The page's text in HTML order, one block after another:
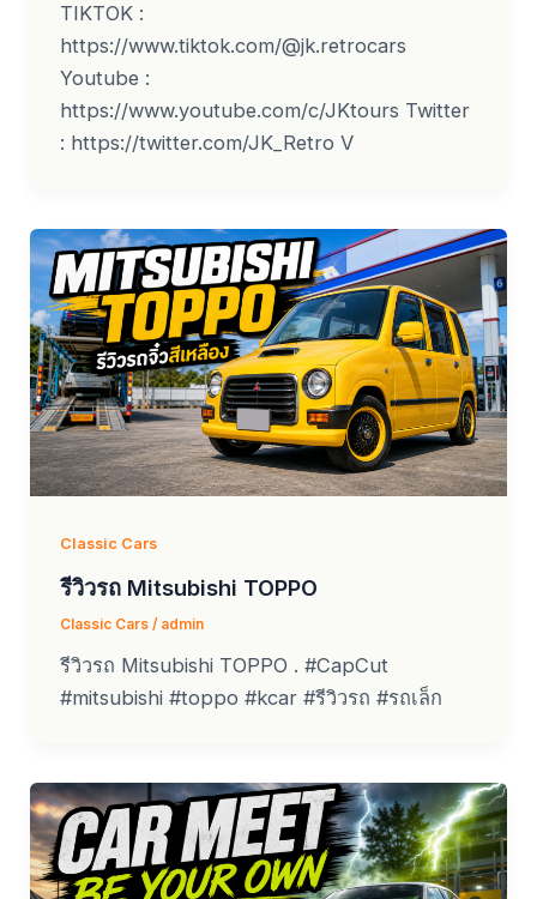
TIKTOK :
https://www.tiktok.com/@jk.retrocars
Youtube :
https://www.youtube.com/c/JKtours Twitter
: https://twitter.com/JK_Retro V
Classic Cars
รีวิวรถ Mitsubishi TOPPO
Classic Cars/ admin
รีวิวรถ Mitsubishi TOPPO . #CapCut
#mitsubishi #toppo #kcar #รีวิวรถ #รถเล็ก